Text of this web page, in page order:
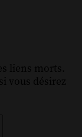
liens morts.
vous désirez